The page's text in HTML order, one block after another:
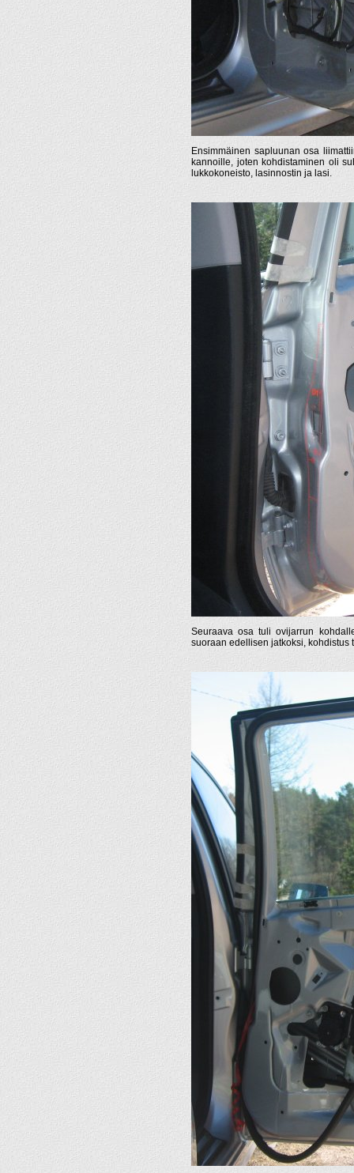
Ensimmäinen sapluunan osa
kannoille, joten kohdistaminen oli
lukkokoneisto, lasinnostin ja lasi.
Seuraava osa tuli ovijarrun
suoraan edellisen jatkoksi,